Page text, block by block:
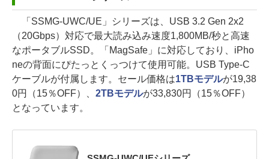
「SSMG-UWC/UE」シリーズは、USB 3.2 Gen 2x2
（20Gbps）対応で最大読み込み速度1,800MB/秒と高速
なポータブルSSD。「MagSafe」に対応しており、iPho
neの背面にぴたっとくっつけて使用可能。USB Type-C
ケーブルが付属します。セール価格は1TBモデルが19,38
0円（15％OFF）、 2TBモデルが33,830円（15％OFF）
となっています。